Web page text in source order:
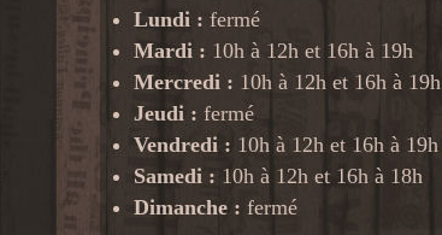
Lundi : fermé
Mardi : 10h à 12h et 16h à 19h
Mercredi : 10h à 12h et 16h à 19h
Jeudi : fermé
Vendredi : 10h à 12h et 16h à 19h
Samedi : 10h à 12h et 16h à 18h
Dimanche : fermé